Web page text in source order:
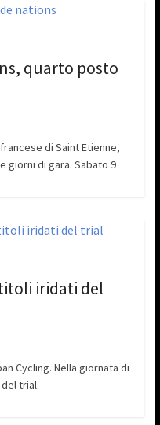
quarto posto
di Saint Etienne,
giorni di gara. Sabato 9
iridati del
Cycling. Nella giornata di
trial.